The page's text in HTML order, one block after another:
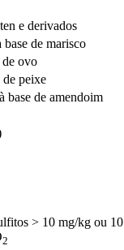
e derivados
base de marisco
de ovo
de peixe
base de amendoim
> 10 mg/kg ou 10
2